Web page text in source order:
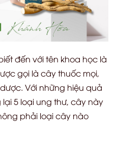
đến với tên khoa học là
gọi là cây thuốc mọi,
Với những hiệu quả
5 loại ung thư, cây này
phải loại cây nào